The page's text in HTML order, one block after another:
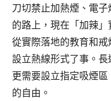
刀切禁止加熱煙、電
的路上，現在「加辣
從實際落地的教育和
設立熱線形式了事。
更需要設立指定吸煙
的自由。